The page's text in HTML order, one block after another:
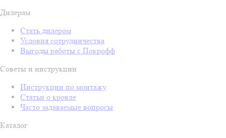
Дилерам
Стать дилером
Условия сотрудничества
Выгоды работы с Покрофф
Советы и инструкции
Инструкции по монтажу
Статьи о кровле
Часто задаваемые вопросы
Каталог